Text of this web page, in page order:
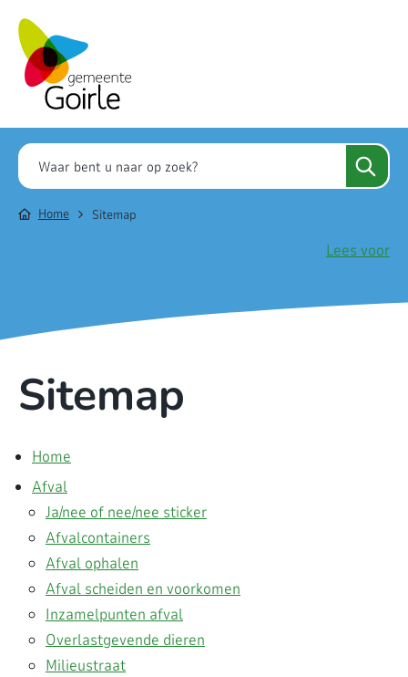
Home Sitemap
Lees voor
Sitemap
Home
Afval
Ja/nee of nee/nee sticker
Afvalcontainers
Afval ophalen
Afval scheiden en voorkomen
Inzamelpunten afval
Overlastgevende dieren
Milieustraat